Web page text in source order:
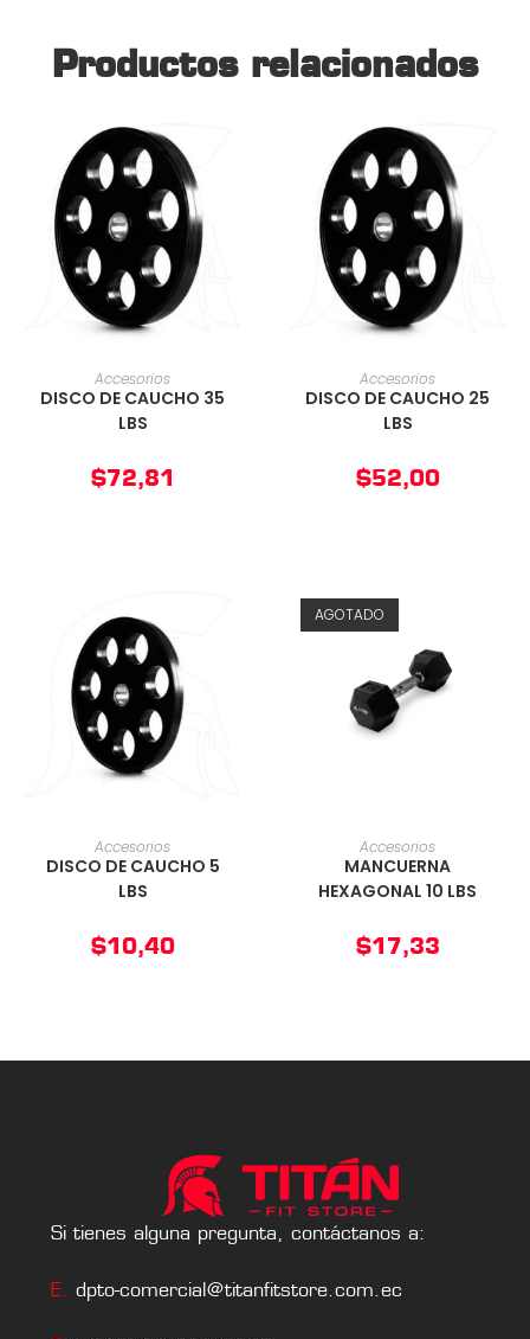
Productos relacionados
AÑADIR AL CARRITO
Accesorios
DISCO DE CAUCHO 35
LBS
$72,81
AÑADIR AL CARRITO
Accesorios
DISCO DE CAUCHO 25
LBS
$52,00
AÑADIR AL CARRITO
Accesorios
DISCO DE CAUCHO 5
LBS
$10,40
AGOTADO
AÑADIR AL CARRITO
Accesorios
MANCUERNA
HEXAGONAL 10 LBS
$17,33
Si tienes alguna pregunta, contáctanos a:
E. dpto-comercial@titanfitstore.com.ec